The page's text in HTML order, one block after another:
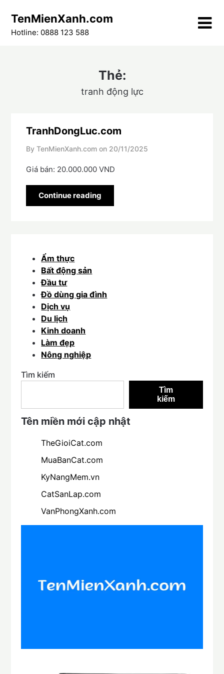
content
TenMienXanh.com
Hotline: 0888 123 588
Thẻ:
tranh động lực
TranhDongLuc.com
By TenMienXanh.com on 20/11/2025
Giá bán: 20.000.000 VND
Continue reading
Ẩm thực
Bất động sản
Đầu tư
Đồ dùng gia đình
Dịch vụ
Du lịch
Kinh doanh
Làm đẹp
Nông nghiệp
Tìm kiếm
Tìm
kiếm
Tên miền mới cập nhật
TheGioiCat.com
MuaBanCat.com
KyNangMem.vn
CatSanLap.com
VanPhongXanh.com